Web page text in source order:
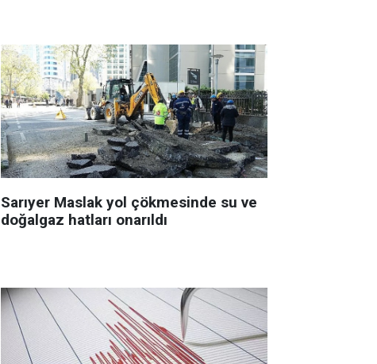
Sarıyer Maslak yol çökmesinde su ve
doğalgaz hatları onarıldı